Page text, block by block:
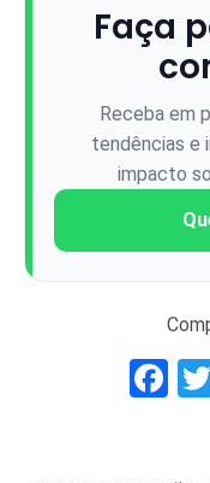
Faça
Receba em
tendências e
impacto